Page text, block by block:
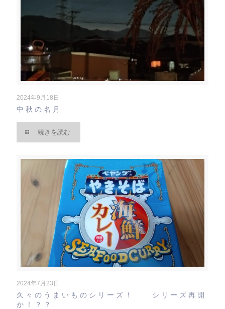
2024年9月18日
中秋の名月
続きを読む
2024年7月23日
久々のうまいものシリーズ！ シリーズ再開
か！？？